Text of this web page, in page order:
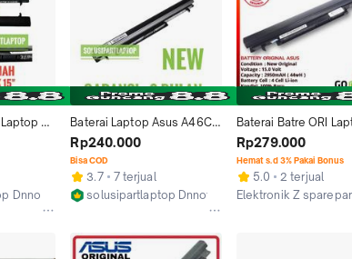
A56
A41-
Dnnotebook
Baterai Laptop Asus A46C
A46CB A46CM K46CB
K46CM S46C S46CM A41-
K56
Rp240.000
Bisa COD
3.7
7 terjual
solusipartlaptop Dnnotebook
Baterai Batre ORI
Asus A41-K56 A46
A46CA A46CB A46CM
A46V
Rp279.000
Hemat s.d 3% Pakai Bonus
5.0
2 terjual
Elektronik Z